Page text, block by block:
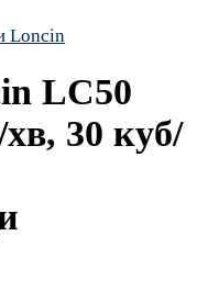
Loncin
LC50
30 куб/